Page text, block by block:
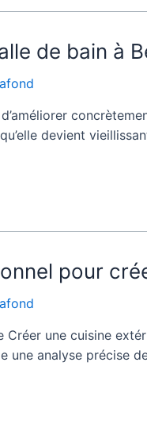
de bain à
devient
pour
une cuisine
analyse précise